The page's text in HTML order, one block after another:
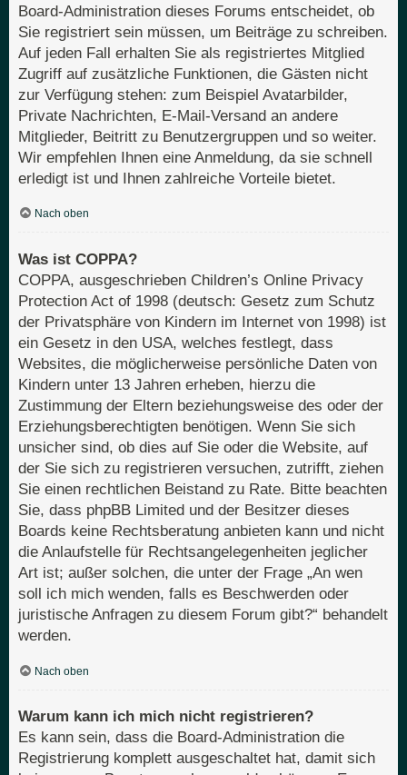
Board-Administration dieses Forums entscheidet, ob
Sie registriert sein müssen, um Beiträge zu schreiben.
Auf jeden Fall erhalten Sie als registriertes Mitglied
Zugriff auf zusätzliche Funktionen, die Gästen nicht
zur Verfügung stehen: zum Beispiel Avatarbilder,
Private Nachrichten, E-Mail-Versand an andere
Mitglieder, Beitritt zu Benutzergruppen und so weiter.
Wir empfehlen Ihnen eine Anmeldung, da sie schnell
erledigt ist und Ihnen zahlreiche Vorteile bietet.
Nach oben
Was ist COPPA?
COPPA, ausgeschrieben Children’s Online Privacy
Protection Act of 1998 (deutsch: Gesetz zum Schutz
der Privatsphäre von Kindern im Internet von 1998) ist
ein Gesetz in den USA, welches festlegt, dass
Websites, die möglicherweise persönliche Daten von
Kindern unter 13 Jahren erheben, hierzu die
Zustimmung der Eltern beziehungsweise des oder der
Erziehungsberechtigten benötigen. Wenn Sie sich
unsicher sind, ob dies auf Sie oder die Website, auf
der Sie sich zu registrieren versuchen, zutrifft, ziehen
Sie einen rechtlichen Beistand zu Rate. Bitte beachten
Sie, dass phpBB Limited und der Besitzer dieses
Boards keine Rechtsberatung anbieten kann und nicht
die Anlaufstelle für Rechtsangelegenheiten jeglicher
Art ist; außer solchen, die unter der Frage „An wen
soll ich mich wenden, falls es Beschwerden oder
juristische Anfragen zu diesem Forum gibt?“ behandelt
werden.
Nach oben
Warum kann ich mich nicht registrieren?
Es kann sein, dass die Board-Administration die
Registrierung komplett ausgeschaltet hat, damit sich